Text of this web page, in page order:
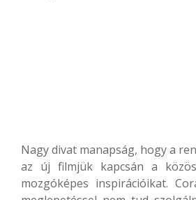
Nagy divat manapság, hogy a
az új filmjük kapcsán a
mozgóképes inspirációikat.